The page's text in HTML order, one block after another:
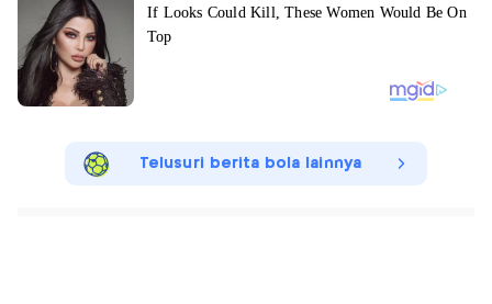
Telusuri berita bola lainnya